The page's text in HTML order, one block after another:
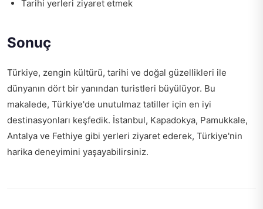
Tarihi yerleri ziyaret etmek
Sonuç
Türkiye, zengin kültürü, tarihi ve doğal güzellikleri ile
dünyanın dört bir yanından turistleri büyülüyor. Bu
makalede, Türkiye'de unutulmaz tatiller için en iyi
destinasyonları keşfedik. İstanbul, Kapadokya, Pamukkale,
Antalya ve Fethiye gibi yerleri ziyaret ederek, Türkiye'nin
harika deneyimini yaşayabilirsiniz.